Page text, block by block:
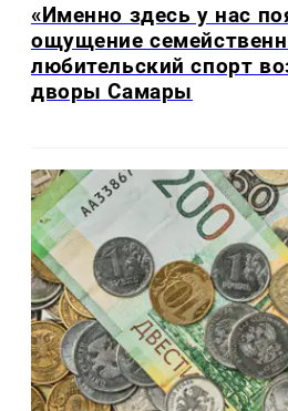
«Именно здесь у нас
ощущение
любительский спорт
дворы Самары